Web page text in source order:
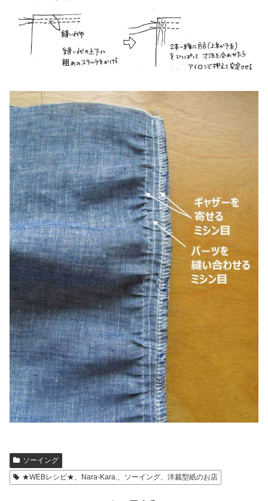
ソーイング
★WEBレシピ★、Nara-Kara.、ソーイング、洋裁型紙のお店